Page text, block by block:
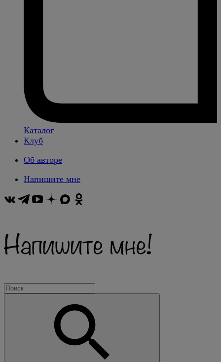
Каталог
Клуб
Об авторе
Напишите мне